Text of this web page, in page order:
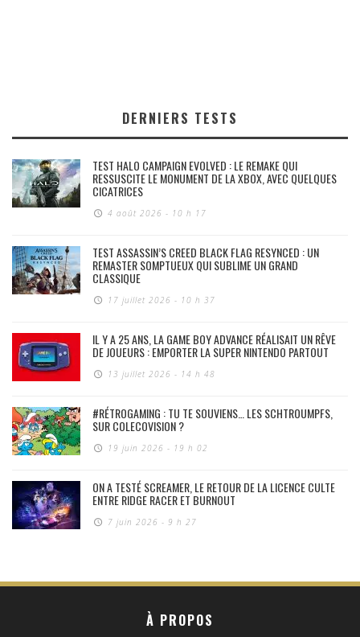
DERNIERS TESTS
TEST HALO CAMPAIGN EVOLVED : LE REMAKE QUI
RESSUSCITE LE MONUMENT DE LA XBOX, AVEC QUELQUES
CICATRICES
4 août 2026 - 10 h 17
TEST ASSASSIN’S CREED BLACK FLAG RESYNCED : UN
REMASTER SOMPTUEUX QUI SUBLIME UN GRAND
CLASSIQUE
17 juillet 2026 - 10 h 37
IL Y A 25 ANS, LA GAME BOY ADVANCE RÉALISAIT UN RÊVE
DE JOUEURS : EMPORTER LA SUPER NINTENDO PARTOUT
13 juillet 2026 - 14 h 48
#RÉTROGAMING : TU TE SOUVIENS… LES SCHTROUMPFS,
SUR COLECOVISION ?
19 juin 2026 - 19 h 02
ON A TESTÉ SCREAMER, LE RETOUR DE LA LICENCE CULTE
ENTRE RIDGE RACER ET BURNOUT
7 juin 2026 - 9 h 27
À PROPOS